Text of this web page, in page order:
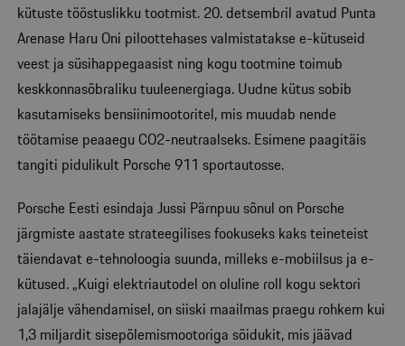
kütuste tööstuslikku tootmist. 20. detsembril avatud Punta
Arenase Haru Oni piloottehases valmistatakse e-kütuseid
veest ja süsihappegaasist ning kogu tootmine toimub
keskkonnasõbraliku tuuleenergiaga. Uudne kütus sobib
kasutamiseks bensiinimootoritel, mis muudab nende
töötamise peaaegu CO2-neutraalseks. Esimene paagitäis
tangiti pidulikult Porsche 911 sportautosse.
Porsche Eesti esindaja Jussi Pärnpuu sõnul on Porsche
järgmiste aastate strateegilises fookuseks kaks teineteist
täiendavat e-tehnoloogia suunda, milleks e-mobiilsus ja e-
kütused. „Kuigi elektriautodel on oluline roll kogu sektori
jalajälje vähendamisel, on siiski maailmas praegu rohkem kui
1,3 miljardit sisepõlemismootoriga sõidukit, mis jäävad